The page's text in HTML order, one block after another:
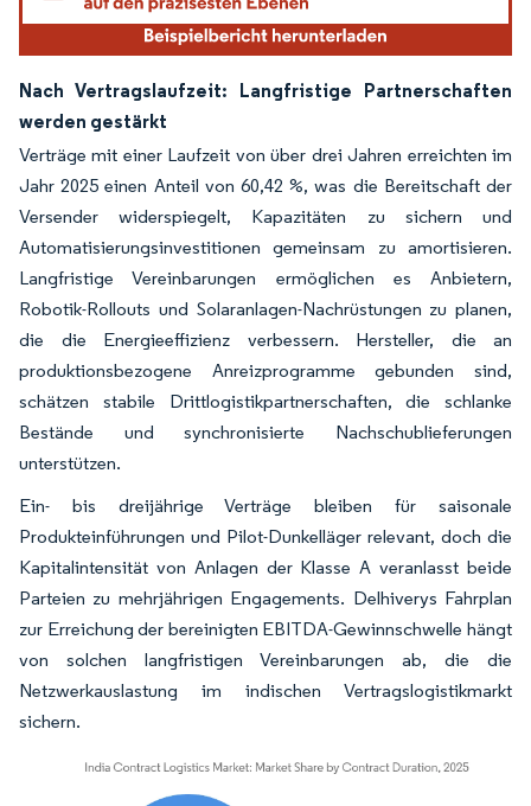
Nach Vertragslaufzeit: Langfristige Partnerschaften
werden gestärkt
Verträge mit einer Laufzeit von über drei Jahren erreichten im
Jahr 2025 einen Anteil von 60,42 %, was die Bereitschaft der
Versender widerspiegelt, Kapazitäten zu sichern und
Automatisierungsinvestitionen gemeinsam zu amortisieren.
Langfristige Vereinbarungen ermöglichen es Anbietern,
Robotik-Rollouts und Solaranlagen-Nachrüstungen zu planen,
die die Energieeffizienz verbessern. Hersteller, die an
produktionsbezogene Anreizprogramme gebunden sind,
schätzen stabile Drittlogistikpartnerschaften, die schlanke
Bestände und synchronisierte Nachschublieferungen
unterstützen.
Ein- bis dreijährige Verträge bleiben für saisonale
Produkteinführungen und Pilot-Dunkelläger relevant, doch die
Kapitalintensität von Anlagen der Klasse A veranlasst beide
Parteien zu mehrjährigen Engagements. Delhiverys Fahrplan
zur Erreichung der bereinigten EBITDA-Gewinnschwelle hängt
von solchen langfristigen Vereinbarungen ab, die die
Netzwerkauslastung im indischen Vertragslogistikmarkt
sichern.